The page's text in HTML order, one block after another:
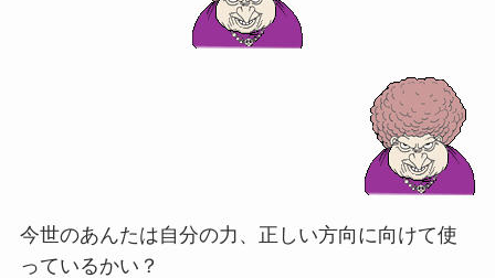
今世のあんたは自分の力、正しい方向に向けて使
っているかい？